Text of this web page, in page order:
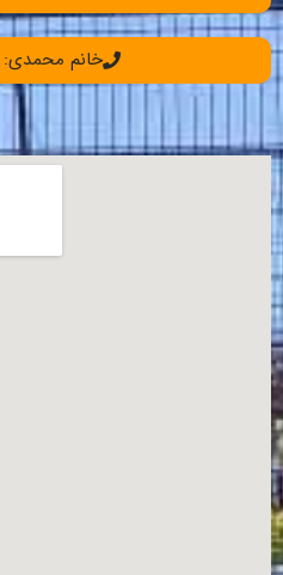
خانم محمدی: 09116690036